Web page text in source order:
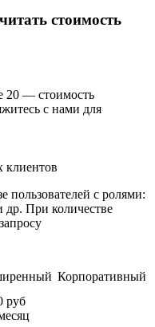
стоимость
20 — стоимость
с нами для
клиентов
пользователей с ролями:
др. При количестве
Корпоративный
руб